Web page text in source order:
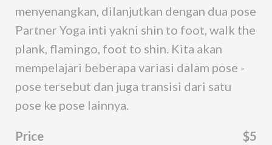
menyenangkan, dilanjutkan dengan dua pose
Partner Yoga inti yakni shin to foot, walk the
plank, flamingo, foot to shin. Kita akan
mempelajari beberapa variasi dalam pose -
pose tersebut dan juga transisi dari satu
pose ke pose lainnya.
Price $5